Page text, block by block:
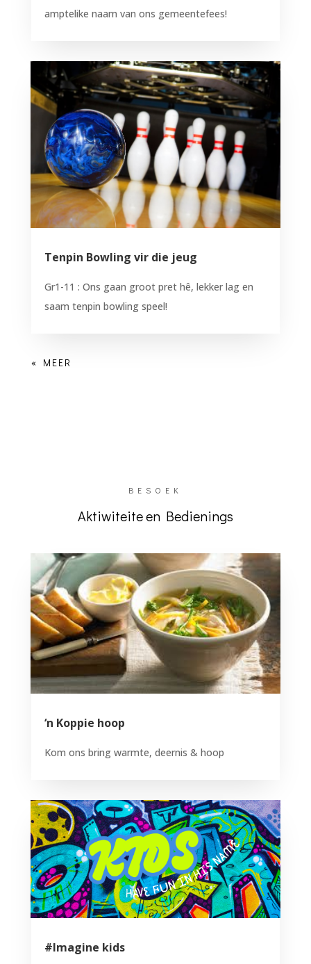
amptelike naam van ons gemeentefees!
Tenpin Bowling vir die jeug
Gr1-11 : Ons gaan groot pret hê, lekker lag en
saam tenpin bowling speel!
BESOEK
Aktiwiteite en Bedienings
‘n Koppie hoop
Kom ons bring warmte, deernis & hoop
#Imagine kids